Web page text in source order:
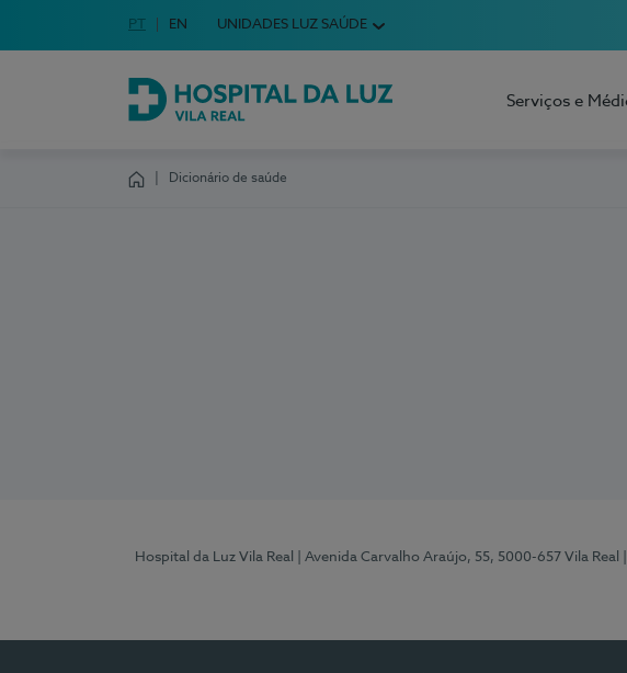
Escolha o seu idioma
Idioma em Português
PT English Language
EN UNIDADES LUZ SAÚDE
Hospital da Luz Vila Real
Serviços e
Dicionário de saúde
Hospital da Luz Vila Real | Avenida Carvalho Araújo, 55, 5000-657 Vila Real